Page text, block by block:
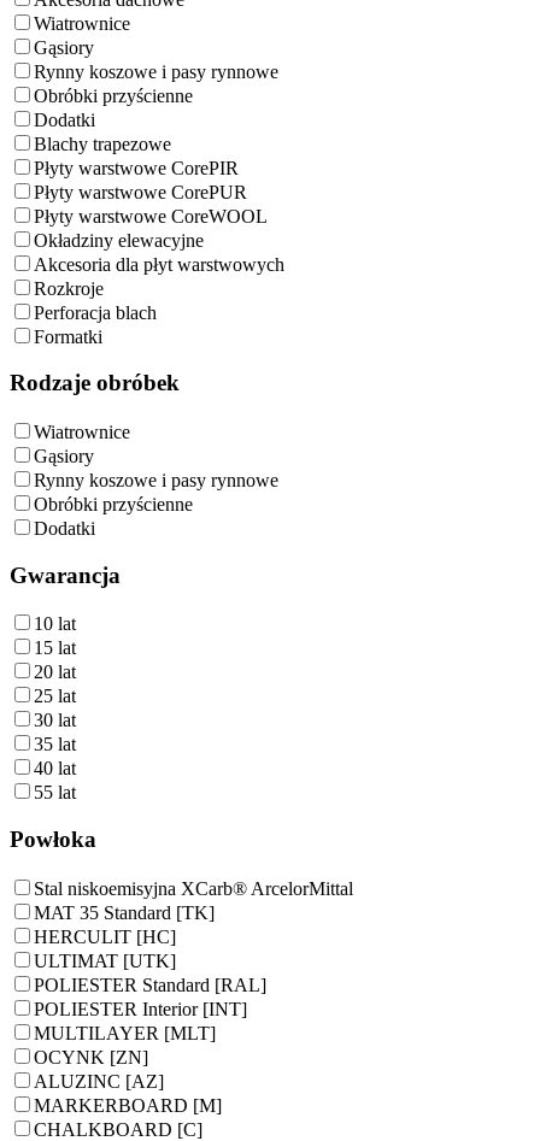
Wiatrownice
Gąsiory
Rynny koszowe i pasy rynnowe
Obróbki przyścienne
Dodatki
Blachy trapezowe
Płyty warstwowe CorePIR
Płyty warstwowe CorePUR
Płyty warstwowe CoreWOOL
Okładziny elewacyjne
Akcesoria dla płyt warstwowych
Rozkroje
Perforacja blach
Formatki
Rodzaje obróbek
Wiatrownice
Gąsiory
Rynny koszowe i pasy rynnowe
Obróbki przyścienne
Dodatki
Gwarancja
10 lat
15 lat
20 lat
25 lat
30 lat
35 lat
40 lat
55 lat
Powłoka
Stal niskoemisyjna XCarb® ArcelorMittal
MAT 35 Standard [TK]
HERCULIT [HC]
ULTIMAT [UTK]
POLIESTER Standard [RAL]
POLIESTER Interior [INT]
MULTILAYER [MLT]
OCYNK [ZN]
ALUZINC [AZ]
MARKERBOARD [M]
CHALKBOARD [C]